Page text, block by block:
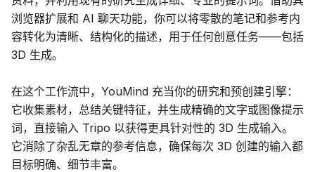
浏览器扩展和 AI 聊天功能，你可以将零散的笔记和参考内
容转化为清晰、结构化的描述，用于任何创意任务——包括
3D 生成。
在这个工作流中，YouMind 充当你的研究和预创建引擎：
它收集素材，总结关键特征，并生成精确的文字或图像提示
词，直接输入 Tripo 以获得更具针对性的 3D 生成输入。
它消除了杂乱无章的参考信息，确保每次 3D 创建的输入都
目标明确、细节丰富。